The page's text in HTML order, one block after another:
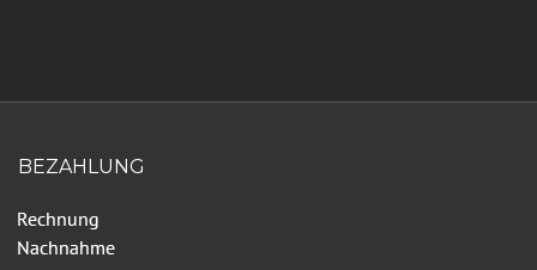
BEZAHLUNG